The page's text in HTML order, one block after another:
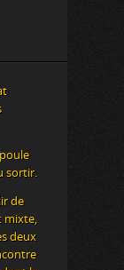
sortir.
de
mixte,
deux